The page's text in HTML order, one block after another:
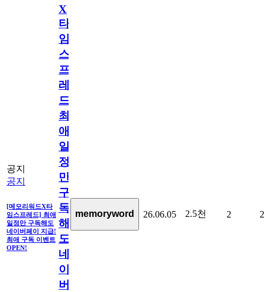
공지
공지
[메모리워드X타
임스프레드] 최애
일정만 구독해도
네이버페이 지급!
최애 구독 이벤트
OPEN!
X
타
임
스
프
레
드]
최
애
일
정
만
구
독
해
도
네
이
버
memoryword 26.06.05 2.5천 2 2